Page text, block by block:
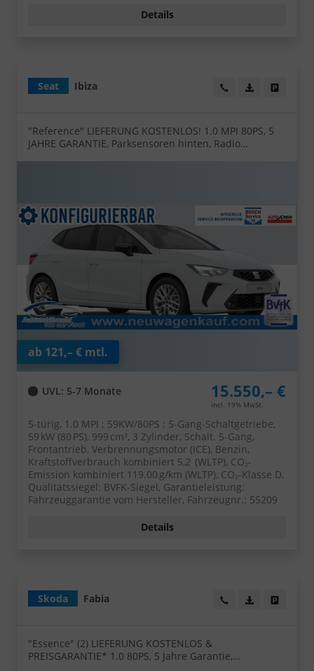
Details
Seat Ibiza Wir rufen Sie an!
PDF-Datei,
"Reference" LIEFERUNG KOSTENLOS! 1.0 MPI 80PS, 5
JAHRE GARANTIE, Parksensoren hinten, Radio
UVL: 5-7 Monate 15.550,– €
incl. 19% MwSt.
ab 121,– € mtl.
5-türig, 1.0 MPI ; 59KW/80PS ; 5-Gang-Schaltgetriebe,
59 kW (80 PS), 999 cm³, 3 Zylinder, Schalt. 5-Gang,
Frontantrieb, Verbrennungsmotor (ICE), Benzin,
Kraftstoffverbrauch kombiniert 5,2 (WLTP), CO₂-
Emission kombiniert 119.00 g/km (WLTP), CO₂-Klasse D,
Qualitätssiegel: BVFK-Siegel, Garantieleistung:
Fahrzeuggarantie vom Hersteller, Fahrzeugnr.: 55209
Details
Skoda Fabia Wir rufen Sie an!
PDF-Datei,
"Essence" (2) LIEFERUNG KOSTENLOS &
PREISGARANTIE* 1.0 80PS, 5 Jahre Garantie,